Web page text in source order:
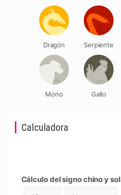
Calculadora
Cálculo del signo chino y
Dragón Serpiente
Mono Gallo